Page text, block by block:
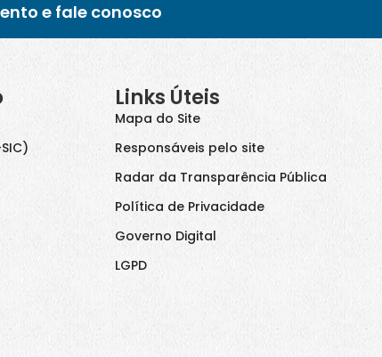
e fale conosco
Links Úteis
Mapa do Site
Responsáveis pelo site
Radar da Transparência Pública
Política de Privacidade
Governo Digital
LGPD